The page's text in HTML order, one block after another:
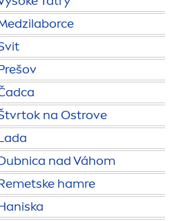
na Ostrove
nad Váhom
hamre